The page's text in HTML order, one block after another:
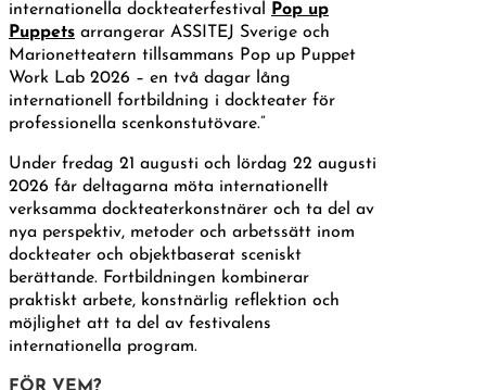
internationella dockteaterfestival
Pop up
Puppets arrangerar ASSITEJ Sverige och
Marionetteatern tillsammans Pop up Puppet
Work Lab 2026 – en två dagar lång
internationell fortbildning i dockteater för
professionella scenkonstutövare.”
Under fredag 21 augusti och lördag 22 augusti
2026 får deltagarna möta internationellt
verksamma dockteaterkonstnärer och ta del av
nya perspektiv, metoder och arbetssätt inom
dockteater och objektbaserat sceniskt
berättande. Fortbildningen kombinerar
praktiskt arbete, konstnärlig reflektion och
möjlighet att ta del av festivalens
internationella program.